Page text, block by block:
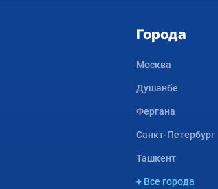
Города
Москва
Душанбе
Фергана
Санкт-Петербург
Ташкент
+ Все города